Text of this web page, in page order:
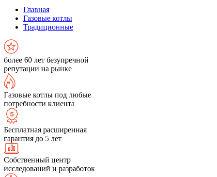
Главная
Газовые котлы
Традиционные
более 60 лет безупречной
репутации на рынке
Газовые котлы под любые
потребности клиента
Бесплатная расширенная
гарантия до 5 лет
Собственный центр
исследований и разработок